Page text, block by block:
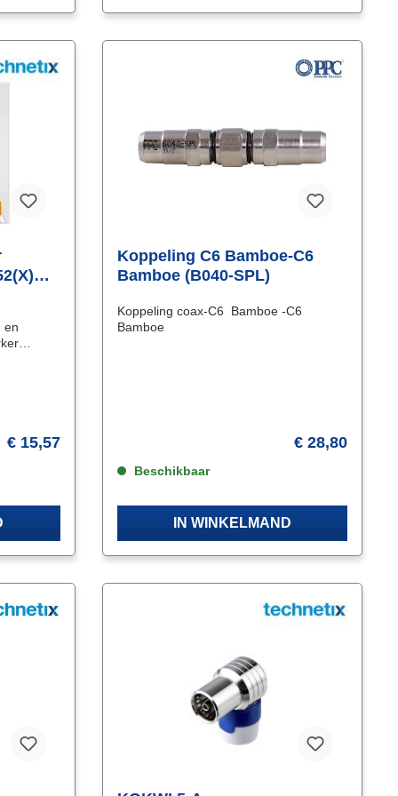
mobiele telefoons kunnen dit
aansluitsnoer tot op 50 cm benaderen
en
het AOP
€ 15,57
Koppeling C6 Bamboe-C6
Bamboe (B040-SPL)
Koppeling coax-C6 Bamboe -C6
Bamboe
€ 28,80
Beschikbaar
IN WINKELMAND